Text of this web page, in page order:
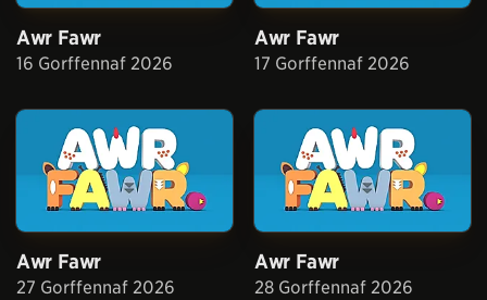
Awr Fawr
16 Gorffennaf 2026
Awr Fawr
17 Gorffennaf 2026
Awr Fawr
27 Gorffennaf 2026
Awr Fawr
28 Gorffennaf 2026